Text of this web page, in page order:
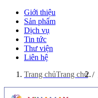
Giới thiệu
Sản phẩm
Dịch vụ
Tin tức
Thư viện
Liên hệ
Trang chủTrang chủ